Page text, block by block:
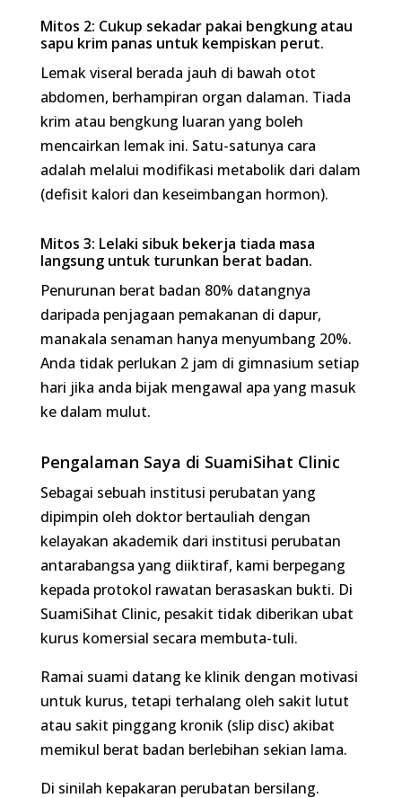
abdomen, berhampiran organ dalaman. Tiada
krim atau bengkung luaran yang boleh mencairkan
lemak ini. Satu-satunya cara adalah melalui
modifikasi metabolik dari dalam (defisit kalori dan
keseimbangan hormon).
Mitos 3: Lelaki sibuk bekerja tiada masa langsung
untuk turunkan berat badan.
penjagaan pemakanan di dapur, manakala
senaman hanya menyumbang 20%. Anda tidak
perlukan 2 jam di gimnasium setiap hari jika anda
bijak mengawal apa yang masuk ke dalam mulut.
Pengalaman Saya di SuamiSihat Clinic
Sebagai sebuah institusi perubatan yang dipimpin
yang diiktiraf, kami berpegang kepada protokol
rawatan berasaskan bukti. Di SuamiSihat Clinic,
pesakit tidak diberikan ubat kurus komersial
secara membuta-tuli.
Ramai suami datang ke klinik dengan motivasi
untuk kurus, tetapi terhalang oleh sakit lutut atau
sakit pinggang kronik (slip disc) akibat memikul
Di sinilah kepakaran perubatan bersilang. Sebelum
pesakit ini disuruh berlari di atastreadmill, kami
merawat asas anatomi mereka terlebih dahulu